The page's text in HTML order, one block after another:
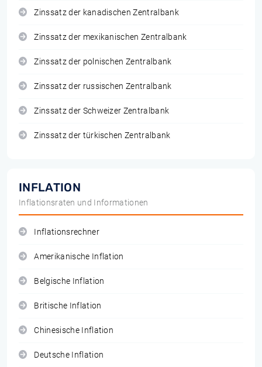
Zinssatz der kanadischen Zentralbank
Zinssatz der mexikanischen Zentralbank
Zinssatz der polnischen Zentralbank
Zinssatz der russischen Zentralbank
Zinssatz der Schweizer Zentralbank
Zinssatz der türkischen Zentralbank
INFLATION
Inflationsraten und Informationen
Inflationsrechner
Amerikanische Inflation
Belgische Inflation
Britische Inflation
Chinesische Inflation
Deutsche Inflation